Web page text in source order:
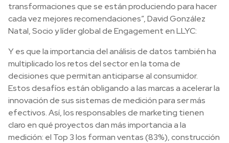
transformaciones que se están produciendo para hacer
cada vez mejores recomendaciones”, David González
Natal, Socio y líder global de Engagement en LLYC:
Y es que la importancia del análisis de datos también ha
multiplicado los retos del sector en la toma de
decisiones que permitan anticiparse al consumidor.
Estos desafíos están obligando a las marcas a acelerar la
innovación de sus sistemas de medición para ser más
efectivos. Así, los responsables de marketing tienen
claro en qué proyectos dan más importancia a la
medición: el Top 3 los forman ventas (83%), construcción